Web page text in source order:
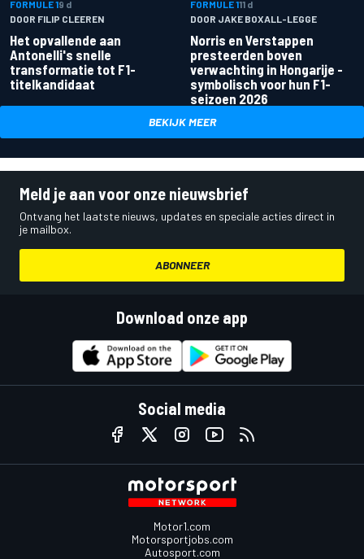
FORMULE 19 d
DOOR FILIP CLEEREN
Het opvallende aan
Antonelli's snelle
transformatie tot F1-
titelkandidaat
FORMULE 111 d
DOOR JAKE BOXALL-LEGGE
Norris en Verstappen
presteerden boven
verwachting in Hongarije -
symbolisch voor hun F1-
seizoen 2026
BEKIJK MEER
Meld je aan voor onze nieuwsbrief
Ontvang het laatste nieuws, updates en speciale acties direct in
je mailbox.
ABONNEER
Download onze app
Social media
Motor1.com
Motorsportjobs.com
Autosport.com